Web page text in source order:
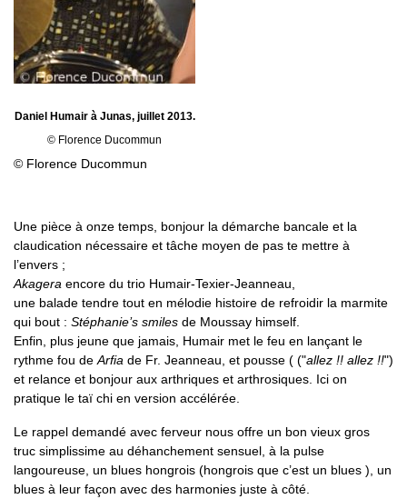
Daniel Humair à Junas, juillet 2013.
© Florence Ducommun
© Florence Ducommun
Une pièce à onze temps, bonjour la démarche bancale et la
claudication nécessaire et tâche moyen de pas te mettre à
l’envers ;
Akagera encore du trio Humair-Texier-Jeanneau,
une balade tendre tout en mélodie histoire de refroidir la marmite
qui bout : Stéphanie’s smiles de Moussay himself.
Enfin, plus jeune que jamais, Humair met le feu en lançant le
rythme fou de Arfia de Fr. Jeanneau, et pousse ( ("allez !! allez !!")
et relance et bonjour aux arthriques et arthrosiques. Ici on
pratique le taï chi en version accélérée.
Le rappel demandé avec ferveur nous offre un bon vieux gros
truc simplissime au déhanchement sensuel, à la pulse
langoureuse, un blues hongrois (hongrois que c’est un blues ), un
blues à leur façon avec des harmonies juste à côté.